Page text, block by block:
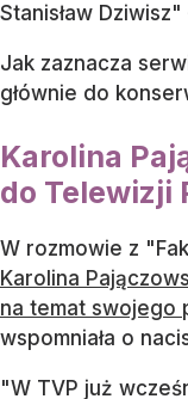
Stanisław
Jak zaznacza
głównie do
Karolina
do Telewizji
W rozmowie z
Karolina
na temat swojego
wspomniała o
"W TVP już